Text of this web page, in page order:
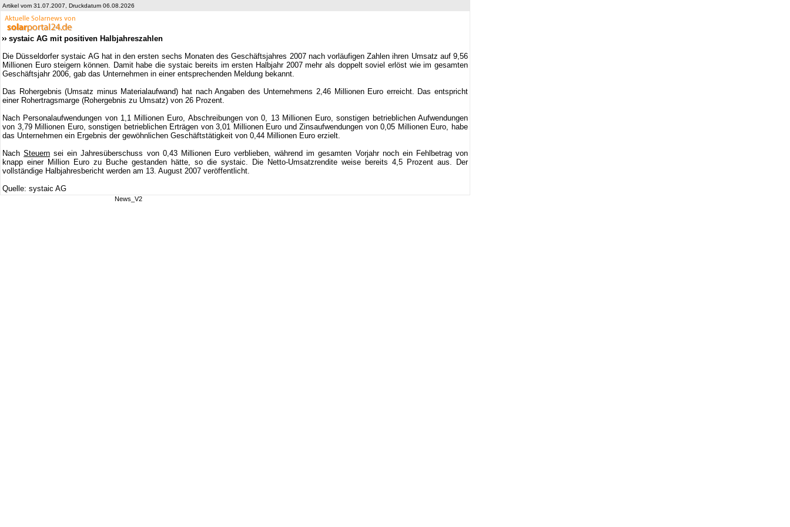
Artikel vom 31.07.2007, Druckdatum 06.08.2026
systaic AG mit positiven Halbjahreszahlen
Die Düsseldorfer systaic AG hat in den ersten sechs Monaten des Geschäftsjahres 2007 nach vorläufigen Zahlen ihren Umsatz auf 9,56
Millionen Euro steigern können. Damit habe die systaic bereits im ersten Halbjahr 2007 mehr als doppelt soviel erlöst wie im gesamten
Geschäftsjahr 2006, gab das Unternehmen in einer entsprechenden Meldung bekannt.
Das Rohergebnis (Umsatz minus Materialaufwand) hat nach Angaben des Unternehmens 2,46 Millionen Euro erreicht. Das entspricht
einer Rohertragsmarge (Rohergebnis zu Umsatz) von 26 Prozent.
Nach Personalaufwendungen von 1,1 Millionen Euro, Abschreibungen von 0, 13 Millionen Euro, sonstigen betrieblichen Aufwendungen
von 3,79 Millionen Euro, sonstigen betrieblichen Erträgen von 3,01 Millionen Euro und Zinsaufwendungen von 0,05 Millionen Euro, habe
das Unternehmen ein Ergebnis der gewöhnlichen Geschäftstätigkeit von 0,44 Millionen Euro erzielt.
NachSteuern sei ein Jahresüberschuss von 0,43 Millionen Euro verblieben, während im gesamten Vorjahr noch ein Fehlbetrag von
knapp einer Million Euro zu Buche gestanden hätte, so die systaic. Die Netto-Umsatzrendite weise bereits 4,5 Prozent aus. Der
vollständige Halbjahresbericht werden am 13. August 2007 veröffentlicht.
Quelle: systaic AG
News_V2